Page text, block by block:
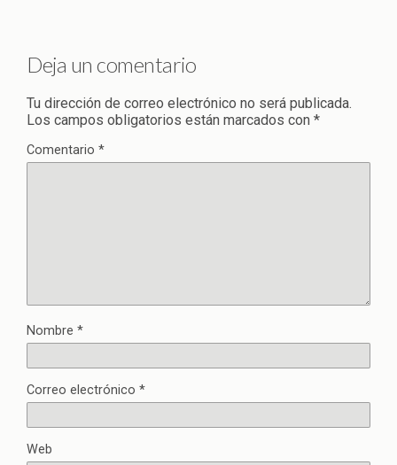
Deja un comentario
Tu dirección de correo electrónico no será publicada.
Los campos obligatorios están marcados con *
Comentario *
Nombre *
Correo electrónico *
Web